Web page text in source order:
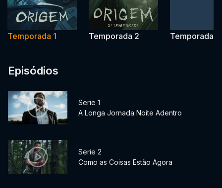
Temporada 1 Temporada 2 Temporada 3
Episódios
Serie 1
A Longa Jornada Noite Adentro
Serie 2
Como as Coisas Estão Agora